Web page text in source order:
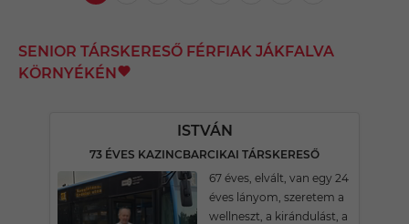
SENIOR TÁRSKERESŐ FÉRFIAK JÁKFALVA
KÖRNYÉKÉN
ISTVÁN
73 ÉVES KAZINCBARCIKAI TÁRSKERESŐ
67 éves, elvált, van egy 24
éves lányom, szeretem a
wellneszt, a kirándulást, a